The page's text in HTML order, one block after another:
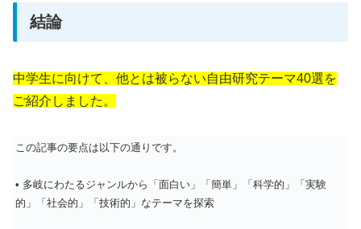
結論
中学生に向けて、他とは被らない自由研究テーマ40選を
ご紹介しました。
この記事の要点は以下の通りです。
• 多岐にわたるジャンルから「面白い」「簡単」「科学的」「実験
的」「社会的」「技術的」なテーマを探索